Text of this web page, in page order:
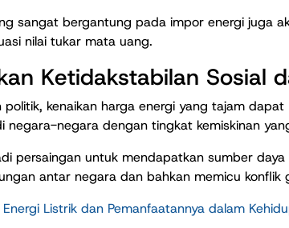
sangat bergantung pada impor energi juga
nilai tukar mata uang.
Ketidakstabilan Sosial
politik, kenaikan harga energi yang tajam
negara-negara dengan tingkat kemiskinan
persaingan untuk mendapatkan sumber
antar negara dan bahkan memicu konflik
Listrik dan Pemanfaatannya dalam